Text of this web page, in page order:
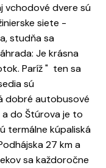
vchodové dvere sú
siete -
studňa sa
Je krásna
Paríž " ten sa
sú
dobré autobusové
do Štúrova je to
termálne kúpaliská
27 km a
sa každoročne